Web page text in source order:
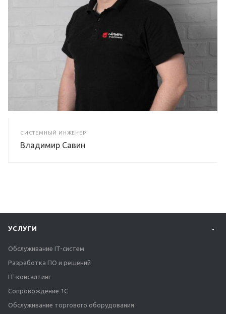
СИСТЕМНЫЙ ИНЖЕНЕР
Владимир Савин
УСЛУГИ
Обслуживание IT-систем
Разработка ПО и решений
IT-консалтинг
Сопровождение 1С
Обслуживание торгового оборудования